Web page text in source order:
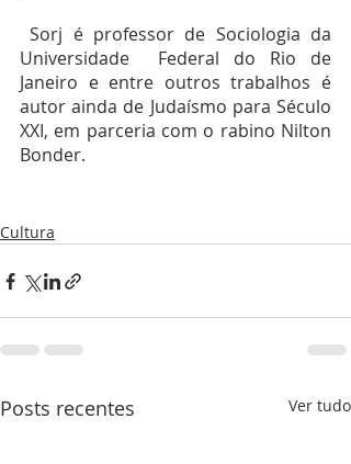
Sorj é professor de Sociologia da
Universidade  Federal do Rio de
Janeiro e entre outros trabalhos é
autor ainda de Judaísmo para Século
XXI, em parceria com o rabino Nilton
Bonder.
Cultura
Posts recentes Ver tudo